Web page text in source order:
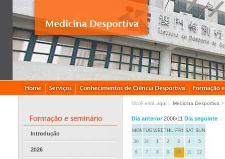
Introdução
2026
Você está aqui： Medicina Desportiva >
Dia anterior2006/11 Dia seguinte
MONTUE WEDTHU FRI SAT SUN
30 31 1 2 3 4 5
6 7 8 9 10 11 12